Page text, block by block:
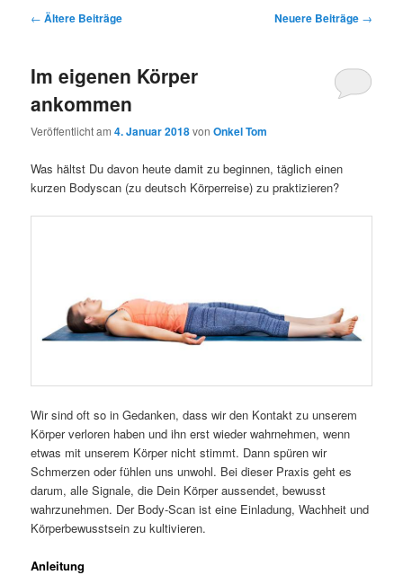
Beitragsnavigation
← Ältere Beiträge Neuere Beiträge →
Im eigenen Körper
ankommen
Veröffentlicht am4. Januar 2018vonOnkel Tom
Was hältst Du davon heute damit zu beginnen, täglich einen
kurzen Bodyscan (zu deutsch Körperreise) zu praktizieren?
Wir sind oft so in Gedanken, dass wir den Kontakt zu unserem
Körper verloren haben und ihn erst wieder wahrnehmen, wenn
etwas mit unserem Körper nicht stimmt. Dann spüren wir
Schmerzen oder fühlen uns unwohl. Bei dieser Praxis geht es
darum, alle Signale, die Dein Körper aussendet, bewusst
wahrzunehmen. Der Body-Scan ist eine Einladung, Wachheit und
Körperbewusstsein zu kultivieren.
Anleitung